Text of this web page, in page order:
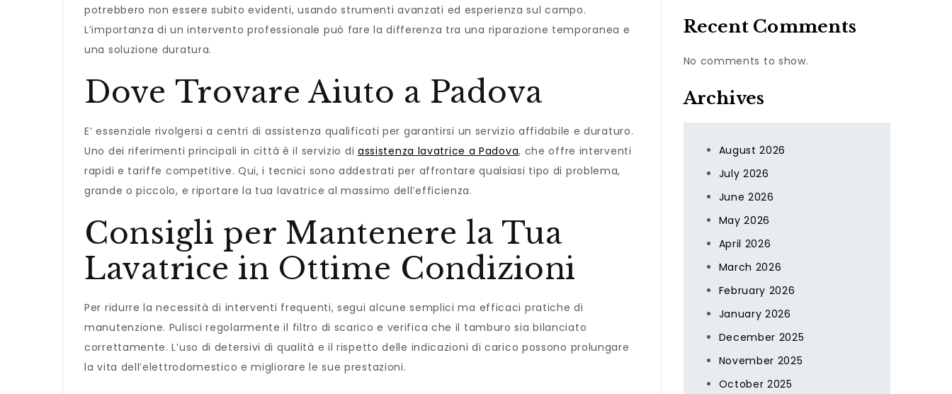
potrebbero non essere subito evidenti, usando strumenti avanzati ed esperienza sul campo.
L’importanza di un intervento professionale può fare la differenza tra una riparazione temporanea e
una soluzione duratura.
Dove Trovare Aiuto a Padova
E’ essenziale rivolgersi a centri di assistenza qualificati per garantirsi un servizio affidabile e duraturo.
Uno dei riferimenti principali in città è il servizio di assistenza lavatrice a Padova, che offre interventi
rapidi e tariffe competitive. Qui, i tecnici sono addestrati per affrontare qualsiasi tipo di problema,
grande o piccolo, e riportare la tua lavatrice al massimo dell’efficienza.
Consigli per Mantenere la Tua
Lavatrice in Ottime Condizioni
Per ridurre la necessità di interventi frequenti, segui alcune semplici ma efficaci pratiche di
manutenzione. Pulisci regolarmente il filtro di scarico e verifica che il tamburo sia bilanciato
correttamente. L’uso di detersivi di qualità e il rispetto delle indicazioni di carico possono prolungare
la vita dell’elettrodomestico e migliorare le sue prestazioni.
Recent Comments
No comments to show.
Archives
August 2026
July 2026
June 2026
May 2026
April 2026
March 2026
February 2026
January 2026
December 2025
November 2025
October 2025